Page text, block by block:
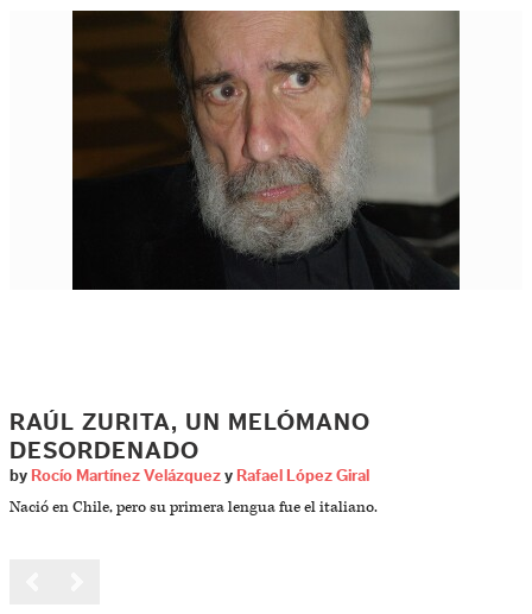
RAÚL ZURITA, UN MELÓMANO
DESORDENADO
by Rocío Martínez Velázquez y Rafael López Giral
Nació en Chile, pero su primera lengua fue el italiano.